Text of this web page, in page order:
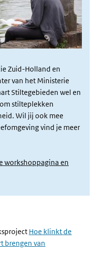
Zuid-Holland en
van het Ministerie
Stiltegebieden wel en
stilteplekken
Wil jij ook mee
vind je meer
workshoppagina en
Hoe klinkt de
brengen van